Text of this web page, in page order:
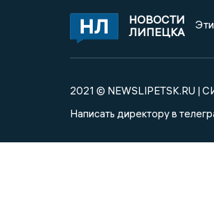
НОВОСТИ
ЛИПЕЦКА
2021 © NEWSLIPETSK.RU |
Написать директору в